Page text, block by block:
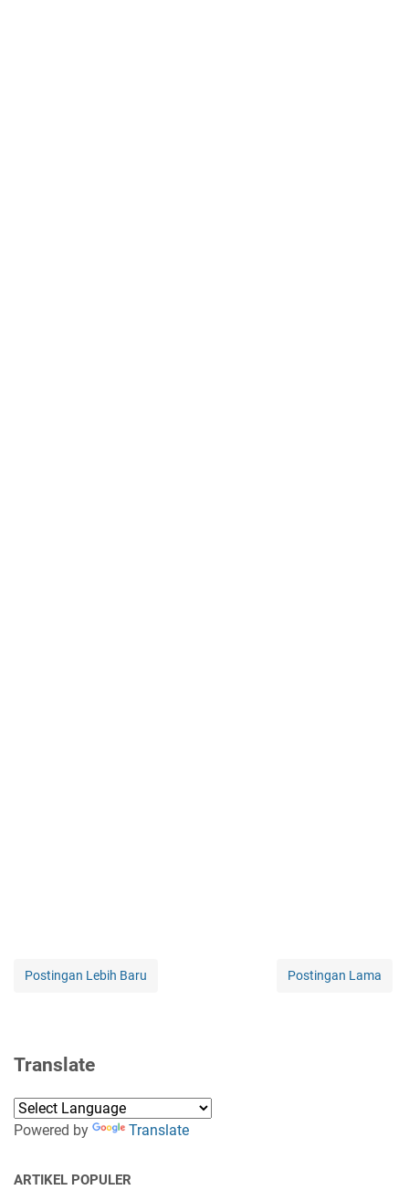
Postingan Lebih Baru Postingan Lama
Translate
Powered by Translate
ARTIKEL POPULER